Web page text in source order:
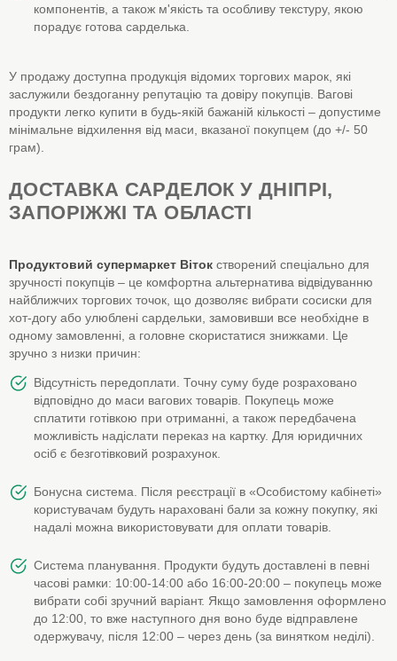
компонентів, а також м'якість та особливу текстуру, якою
порадує готова сарделька.
У продажу доступна продукція відомих торгових марок, які
заслужили бездоганну репутацію та довіру покупців. Вагові
продукти легко купити в будь-якій бажаній кількості – допустиме
мінімальне відхилення від маси, вказаної покупцем (до +/- 50
грам).
ДОСТАВКА САРДЕЛОК У ДНІПРІ,
ЗАПОРІЖЖІ ТА ОБЛАСТІ
Продуктовий супермаркет Віток створений спеціально для
зручності покупців – це комфортна альтернатива відвідуванню
найближчих торгових точок, що дозволяє вибрати сосиски для
хот-догу або улюблені сардельки, замовивши все необхідне в
одному замовленні, а головне скористатися знижками. Це
зручно з низки причин:
Відсутність передоплати. Точну суму буде розраховано
відповідно до маси вагових товарів. Покупець може
сплатити готівкою при отриманні, а також передбачена
можливість надіслати переказ на картку. Для юридичних
осіб є безготівковий розрахунок.
Бонусна система. Після реєстрації в «Особистому кабінеті»
користувачам будуть нараховані бали за кожну покупку, які
надалі можна використовувати для оплати товарів.
Система планування. Продукти будуть доставлені в певні
часові рамки: 10:00-14:00 або 16:00-20:00 – покупець може
вибрати собі зручний варіант. Якщо замовлення оформлено
до 12:00, то вже наступного дня воно буде відправлене
одержувачу, після 12:00 – через день (за винятком неділі).